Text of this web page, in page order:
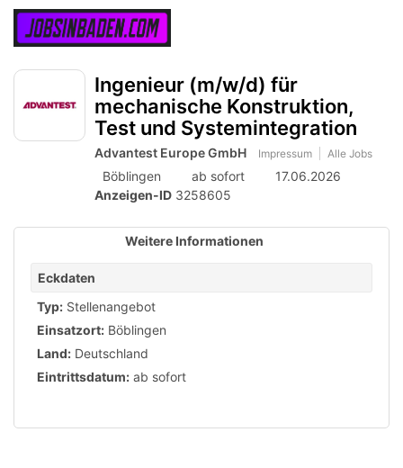
Accessibility
Modus
aktivieren
zur
zum
von
mobilem
Endgerät
aus
Ingenieur (m/w/d) für
mechanische Konstruktion,
Test und Systemintegration
Advantest Europe GmbH Impressum Alle Jobs
Böblingen ab sofort
17.06.2026
Anzeigen-ID 3258605
Weitere Informationen
Eckdaten
Typ: Stellenangebot
Einsatzort: Böblingen
Land: Deutschland
Eintrittsdatum: ab sofort